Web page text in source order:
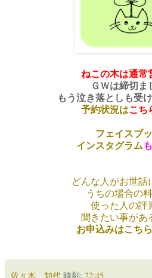
ねこの木は通常
ＧＷは締切ま
もう泣き落としも受
予約状況はこち
フェイスブ
インスタグラム
どんな人がお世話
うちの場合の
使った人の評
聞きたい事があ
お申込みはこち
佐々木 知代 時刻: 22:45